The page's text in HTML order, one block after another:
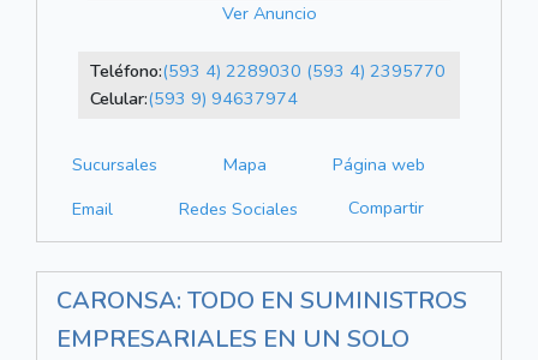
Ver Anuncio
Teléfono:(593 4) 2289030 (593 4) 2395770
Celular:(593 9) 94637974
Sucursales Mapa
Página web
Email
Redes Sociales Compartir
CARONSA: TODO EN SUMINISTROS
EMPRESARIALES EN UN SOLO